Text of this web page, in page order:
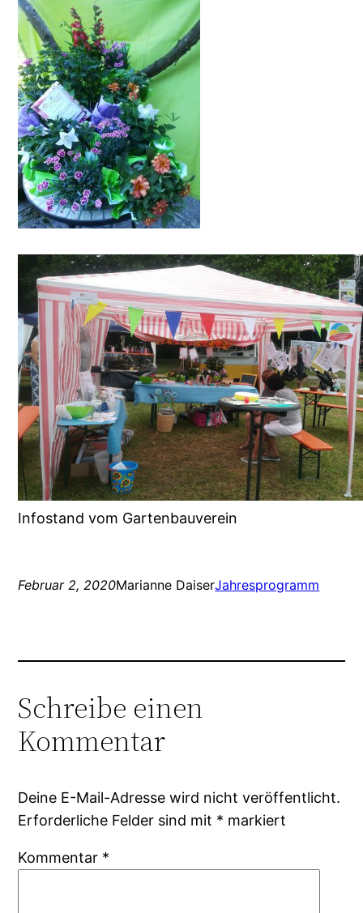
Infostand vom Gartenbauverein
Februar 2, 2020Marianne DaiserJahresprogramm
Schreibe einen
Kommentar
Deine E-Mail-Adresse wird nicht veröffentlicht.
Erforderliche Felder sind mit * markiert
Kommentar *